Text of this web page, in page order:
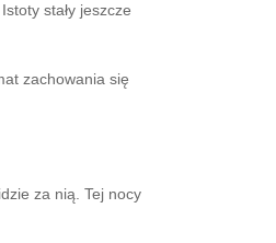
stały jeszcze
zachowania się
za nią. Tej nocy